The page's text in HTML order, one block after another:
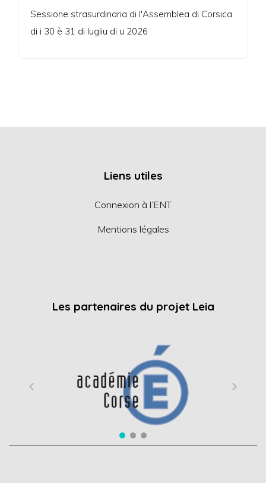
Sessione strasurdinaria di l'Assemblea di Corsica
di i 30 è 31 di lugliu di u 2026
Liens utiles
Connexion à l’ENT
Mentions légales
Les partenaires du projet Leia